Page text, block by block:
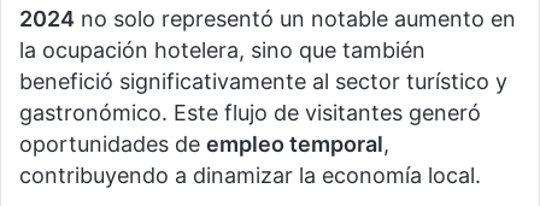
2024 no solo representó un notable aumento en
la ocupación hotelera, sino que también
benefició significativamente al sector turístico y
gastronómico. Este flujo de visitantes generó
oportunidades de empleo temporal,
contribuyendo a dinamizar la economía local.